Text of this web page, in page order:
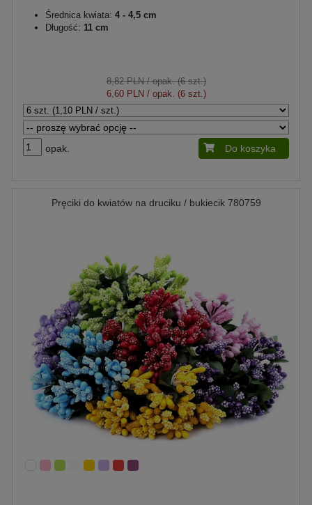
Średnica kwiata: 4 - 4,5 cm
Długość: 11 cm
8,82 PLN/ opak. (6 szt.)
6,60 PLN / opak. (6 szt.)
opak. Do koszyka
Pręciki do kwiatów na druciku / bukiecik 780759